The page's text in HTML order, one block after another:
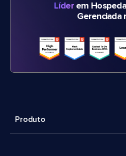
Líderem
Gerenciada
Produto